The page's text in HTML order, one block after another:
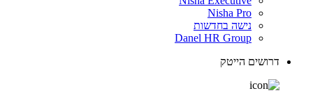
Nisha Pro
נישה בחדשות
Danel HR Group
דרושים הייטק